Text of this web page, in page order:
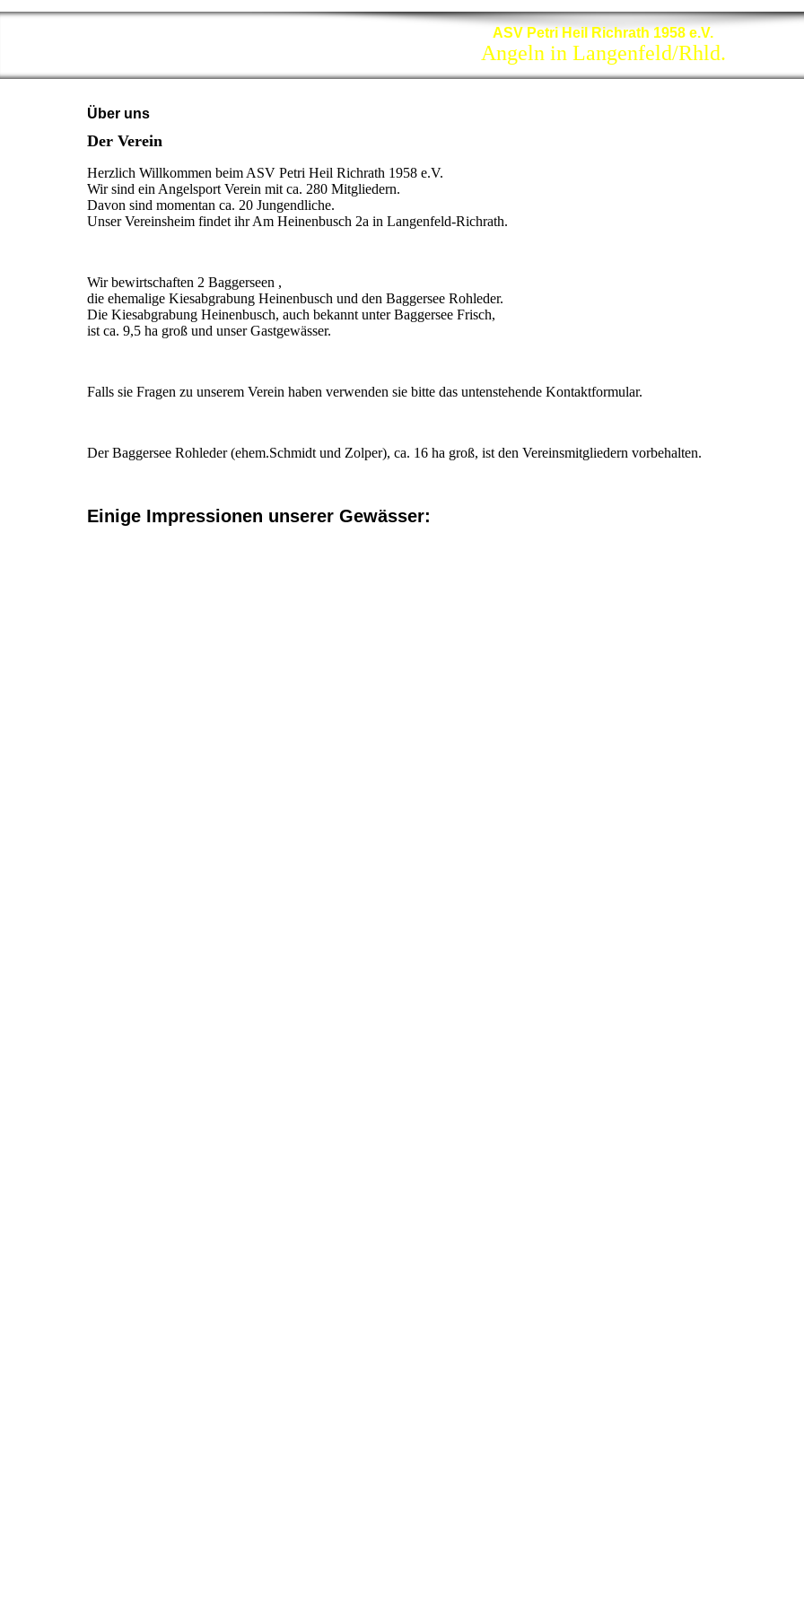
ASV Petri Heil Richrath 1958 e.V.
Angeln in Langenfeld/Rhld.
Über uns
Der Verein
Herzlich Willkommen beim ASV Petri Heil Richrath 1958 e.V.
Wir sind ein Angelsport Verein mit ca. 280 Mitgliedern.
Davon sind momentan ca. 20 Jungendliche.
Unser Vereinsheim findet ihr Am Heinenbusch 2a in Langenfeld-Richrath.
Wir bewirtschaften 2 Baggerseen ,
die ehemalige Kiesabgrabung Heinenbusch und den Baggersee Rohleder.
Die Kiesabgrabung Heinenbusch, auch bekannt unter Baggersee Frisch,
ist ca. 9,5 ha groß und unser Gastgewässer.
Falls sie Fragen zu unserem Verein haben verwenden sie bitte das untenstehende Kontaktformular.
Der Baggersee Rohleder (ehem.Schmidt und Zolper), ca. 16 ha groß, ist den Vereinsmitgliedern vorbehalten.
Einige Impressionen unserer Gewässer: